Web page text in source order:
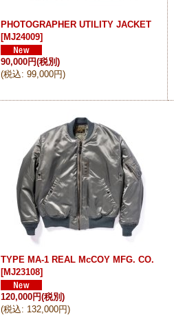
PHOTOGRAPHER UTILITY JACKET
[MJ24009]
90,000円(税別)
(税込: 99,000円)
TYPE MA-1 REAL McCOY MFG. CO.
[MJ23108]
120,000円(税別)
(税込: 132,000円)